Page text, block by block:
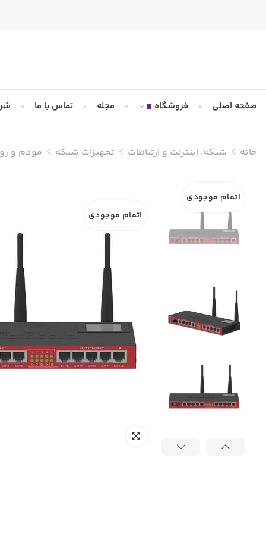
صفحه اصلی فروشگاه مجله تماس با ما
خانه شبکه. اینترنت و ارتباطات تجهیزات شبکه مودم و
اتمام موجودی
اتمام موجودی